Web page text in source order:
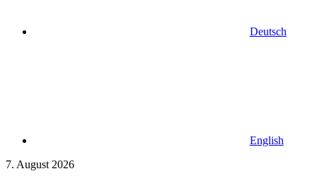
Deutsch
English
7. August 2026